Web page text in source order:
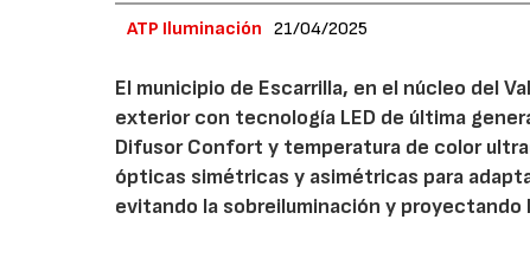
ATP Iluminación 21/04/2025
El municipio de Escarrilla, en el núcleo del
exterior con tecnología LED de última
Difusor Confort y temperatura de color
ópticas simétricas y asimétricas para
evitando la sobreiluminación y